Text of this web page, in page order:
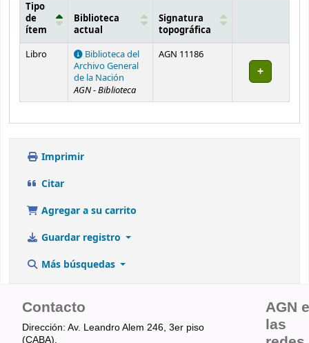
Existencias
Tipo
de
ítem
Biblioteca
actual
Signatura
topográfica
Libro
Biblioteca del
Archivo General
de la Nación
AGN - Biblioteca
AGN 11186
Imprimir
Citar
Agregar a su carrito
Guardar registro
Más búsquedas
Contacto
Dirección: Av. Leandro Alem 246, 3er piso
(CABA).
AGN
las